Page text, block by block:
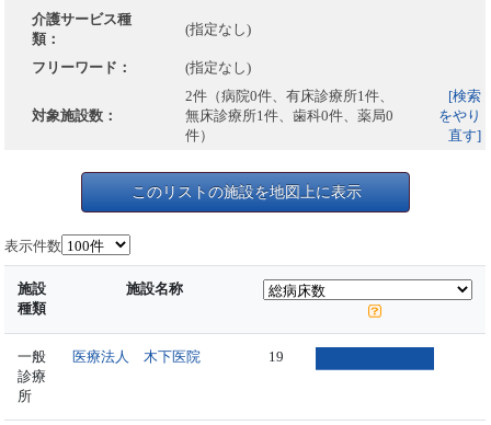
介護サービス種
類：
(指定なし)
フリーワード： (指定なし)
対象施設数：
2件（病院0件、有床診療所1件、
無床診療所1件、歯科0件、薬局0
件）
[検索
をやり
直す]
このリストの施設を地図上に表示
表示件数
施設
種類
施設名称
一般
診療
所
医療法人 木下医院 19